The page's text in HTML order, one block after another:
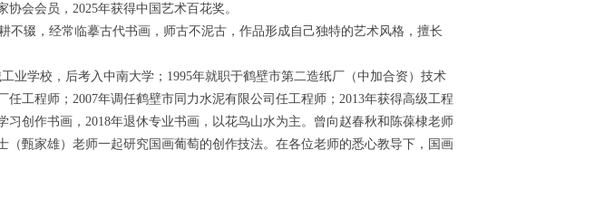
会会员，2025年获得中国艺术百花奖。
辍，经常临摹古代书画，师古不泥古，作品形成自己独特的艺术风格，擅长
业学校，后考入中南大学；1995年就职于鹤壁市第二造纸厂（中加合资）技术
任工程师；2007年调任鹤壁市同力水泥有限公司任工程师；2013年获得高级工程
习创作书画，2018年退休专业书画，以花鸟山水为主。曾向赵春秋和陈葆棣老师
（甄家雄）老师一起研究国画葡萄的创作技法。在各位老师的悉心教导下，国画